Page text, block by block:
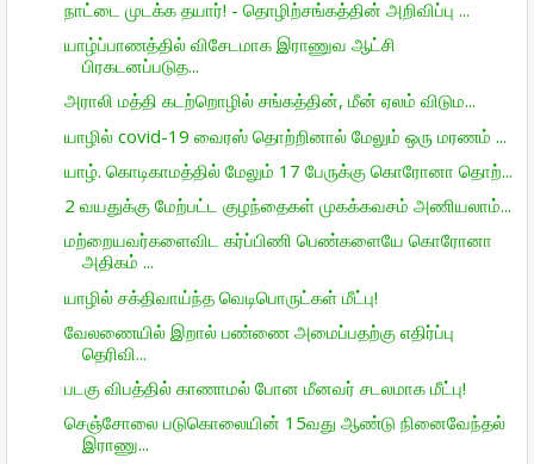
நாட்டை முடக்க தயார்! - தொழிற்சங்கத்தின் அறிவிப்பு ...
யாழ்ப்பாணத்தில் விசேடமாக இராணுவ ஆட்சி
பிரகடனப்படுத...
அராலி மத்தி கடற்றொழில் சங்கத்தின், மீன் ஏலம் விடும...
யாழில் covid-19 வைரஸ் தொற்றினால் மேலும் ஒரு மரணம் ...
யாழ். கொடிகாமத்தில் மேலும் 17 பேருக்கு கொரோனா தொற்...
2 வயதுக்கு மேற்பட்ட குழந்தைகள் முகக்கவசம் அணியலாம்...
மற்றையவர்களைவிட கர்ப்பிணி பெண்களையே கொரோனா
அதிகம் ...
யாழில் சக்திவாய்ந்த வெடிபொருட்கள் மீட்பு!
வேலணையில் இறால் பண்ணை அமைப்பதற்கு எதிர்ப்பு
தெரிவி...
படகு விபத்தில் காணாமல் போன மீனவர் சடலமாக மீட்பு!
செஞ்சோலை படுகொலையின் 15வது ஆண்டு நினைவேந்தல்
இராணு...